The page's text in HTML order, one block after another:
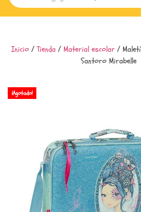
Inicio /Tienda / Material escolar /
Santoro Mirabelle
¡Agotado!